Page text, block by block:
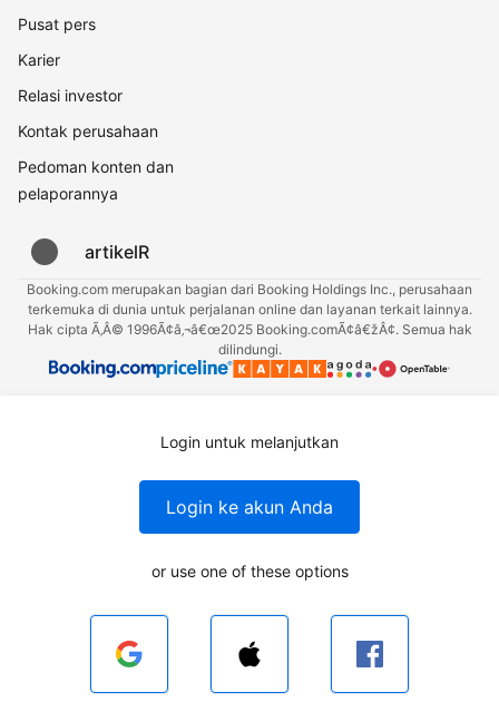
Pusat pers
Karier
Relasi investor
Kontak perusahaan
Pedoman konten dan
pelaporannya
artikelR
Booking.com merupakan bagian dari Booking Holdings Inc., perusahaan
terkemuka di dunia untuk perjalanan online dan layanan terkait lainnya.
Hak cipta Ã‚Â© 1996Ã¢â‚¬â€œ2025 Booking.comÃ¢â€žÂ¢. Semua hak
dilindungi.
Login untuk melanjutkan
Login ke akun Anda
or use one of these options